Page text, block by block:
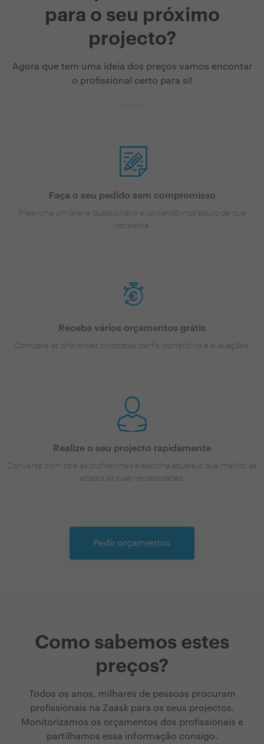
para o seu próximo
projecto?
Agora que tem uma ideia dos preços vamos encontar
o profissional certo para si!
Faça o seu pedido sem compromisso
Preencha um breve questionário explicando-nos aquilo de que
necessita.
Receba vários orçamentos grátis
Compare as diferentes propostas, perfis, portefólios e avaliações.
Realize o seu projecto rapidamente
Converse com os e as profissionais e escolha aquele/a que melhor se
adapta às suas necessidades.
Pedir orçamentos
Como sabemos estes
preços?
Todos os anos, milhares de pessoas procuram
profissionais na Zaask para os seus projectos.
Monitorizamos os orçamentos dos profissionais e
partilhamos essa informação consigo.